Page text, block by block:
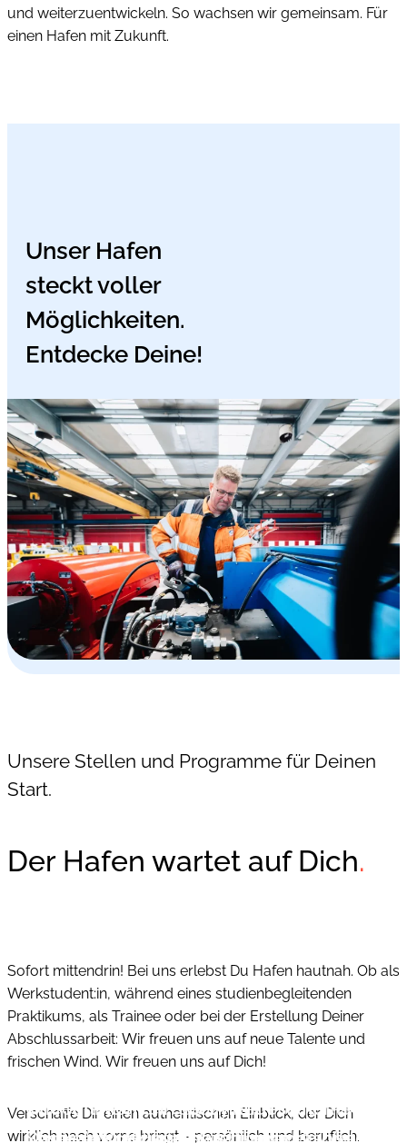
und weiterzuentwickeln. So wachsen wir gemeinsam. Für
einen Hafen mit Zukunft.
Unser Hafen
steckt voller
Möglichkeiten.
Entdecke Deine!
Unsere Stellen und Programme für Deinen
Start.
Der Hafen wartet auf Dich.
Sofort mittendrin! Bei uns erlebst Du Hafen hautnah. Ob als
Werkstudent:in, während eines studienbegleitenden
Praktikums, als Trainee oder bei der Erstellung Deiner
Abschlussarbeit: Wir freuen uns auf neue Talente und
frischen Wind. Wir freuen uns auf Dich!
Verschaffe Dir einen authentischen Einblick, der Dich
wirklich nach vorne bringt – persönlich und beruflich.
Studieren und gleichzeitig praktische
Wie funktioniert das System Hafen? Mit
unseren Praktikumsprogrammen bieten
Dir fehlt noch ein spannendes Thema für
Deine Abschlussarbeit? Unser